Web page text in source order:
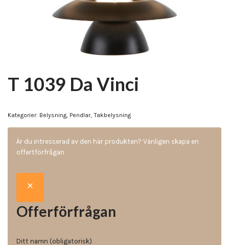
T 1039 Da Vinci
Kategorier: Belysning, Pendlar, Takbelysning
Är du intresserad av den här produkten? Vänligen skapa en
offertförfrågan
Offerförfrågan
Ditt namn (obligatorisk)